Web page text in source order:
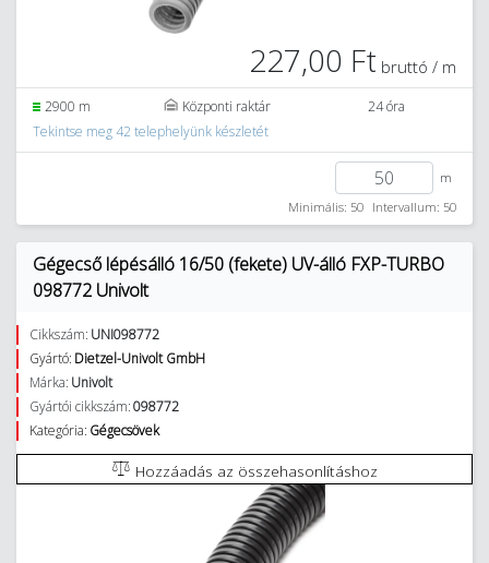
227,00 Ft bruttó / m
2900 m Központi raktár
24 óra
Tekintse meg 42 telephelyünk készletét
m
Minimális: 50 Intervallum: 50
Gégecső lépésálló 16/50 (fekete) UV-álló FXP-TURBO
098772 Univolt
Cikkszám: UNI098772
Gyártó: Dietzel-Univolt GmbH
Márka: Univolt
Gyártói cikkszám:098772
Kategória: Gégecsövek
Hozzáadás az összehasonlításhoz